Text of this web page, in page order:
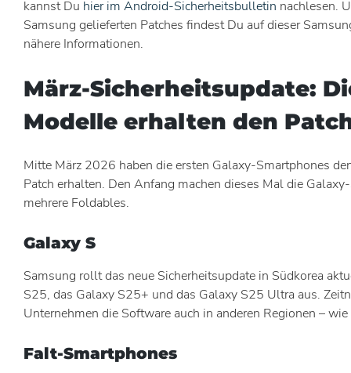
kannst Du hier im Android-Sicherheitsbulletin nachlesen.
Samsung gelieferten Patches findest Du auf dieser
nähere Informationen.
März-Sicherheitsupdate:
Modelle erhalten den
Mitte März 2026 haben die ersten Galaxy-Smartphones
Patch erhalten. Den Anfang machen dieses Mal die
mehrere Foldables.
Galaxy S
Samsung rollt das neue Sicherheitsupdate in Südkorea
S25, das Galaxy S25+ und das Galaxy S25 Ultra aus.
Unternehmen die Software auch in anderen Regionen –
Falt-Smartphones